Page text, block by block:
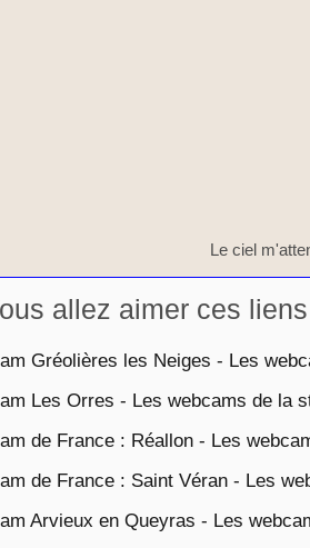
Le ciel
allez aimer ces
Gréolières les Neiges - Les
Les Orres - Les webcams de la
de France : Réallon - Les
de France : Saint Véran - Les
Arvieux en Queyras - Les